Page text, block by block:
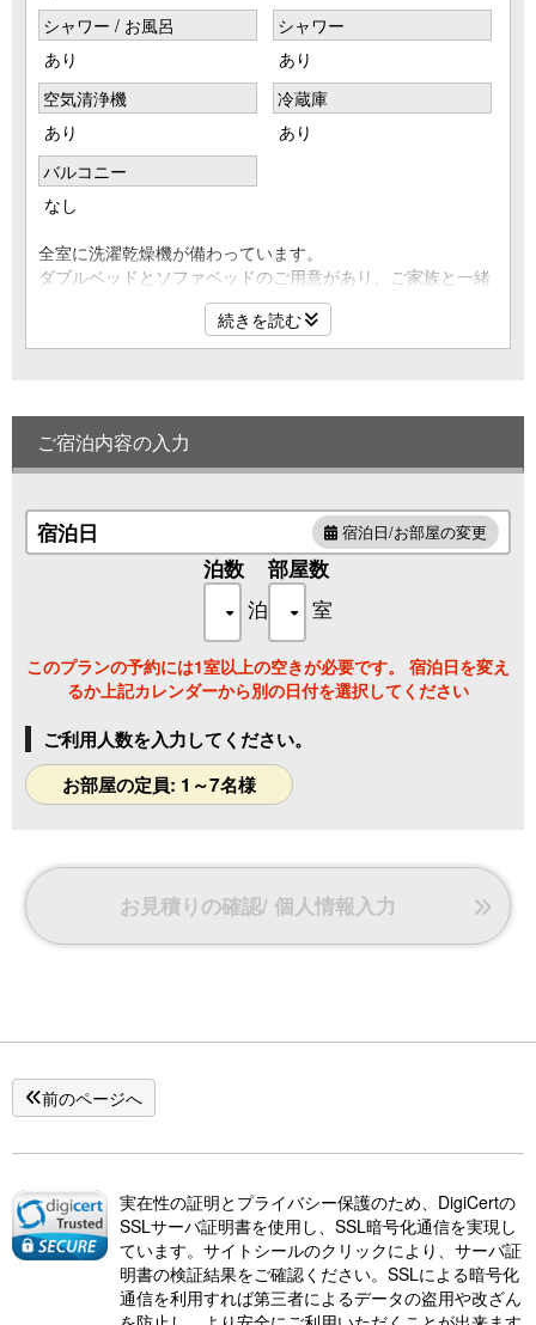
シャワー / お風呂
あり
シャワー
あり
空気清浄機
あり
冷蔵庫
あり
バルコニー
なし
全室に洗濯乾燥機が備わっています。
ダブルベッドとソファベッドのご用意があり、ご家族と一緒
に長期滞在でもご自宅のようにお寛ぎいただけます。
〇オリジナルマットレス
〇バスタブ付
ております。
※メインベッドのベッドサイズ幅は「W1400」（ダブルベッ
ドのサイズ）となります。下記人数にてご宿泊の場合、ベッ
ド1台につき2名でご利用いただきますので、予めご了承くだ
1ベッドルーム プレミアムスイート→6名以上のご宿泊
■□客室内設備□■
〇乾燥機付き洗濯機
〇掃除機
〇大型冷蔵庫
〇電子レンジ
〇ケトル
続きを読む
ご宿泊内容の入力
宿泊日 宿泊日/お部屋の変更
泊数
泊
部屋数
室
このプランの予約には1室以上の空きが必要です。 宿泊日を変え
るか上記カレンダーから別の日付を選択してください
ご利用人数を入力してください。
お部屋の定員: 1～7名様
お見積りの確認/ 個人情報入力
前のページへ
実在性の証明とプライバシー保護のため、DigiCertの
SSLサーバ証明書を使用し、SSL暗号化通信を実現し
ています。サイトシールのクリックにより、サーバ証
明書の検証結果をご確認ください。SSLによる暗号化
通信を利用すれば第三者によるデータの盗用や改ざん